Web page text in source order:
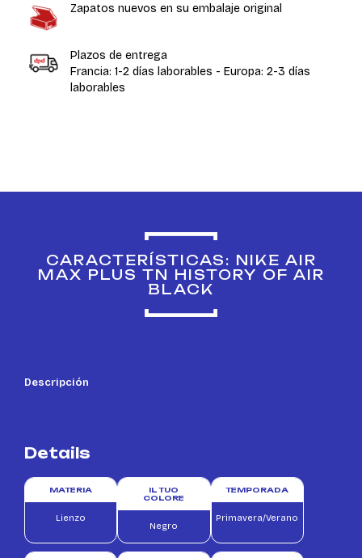
Zapatos nuevos en su embalaje original
Plazos de entrega
Francia: 1-2 días laborables - Europa: 2-3 días
laborables
CARACTERÍSTICAS: NIKE AIR
MAX PLUS TN HISTORY OF AIR
BLACK
Descripción
Details
MATERIA
Lienzo
IL TUO
COLORE
Negro
TEMPORADA
Primavera/Verano